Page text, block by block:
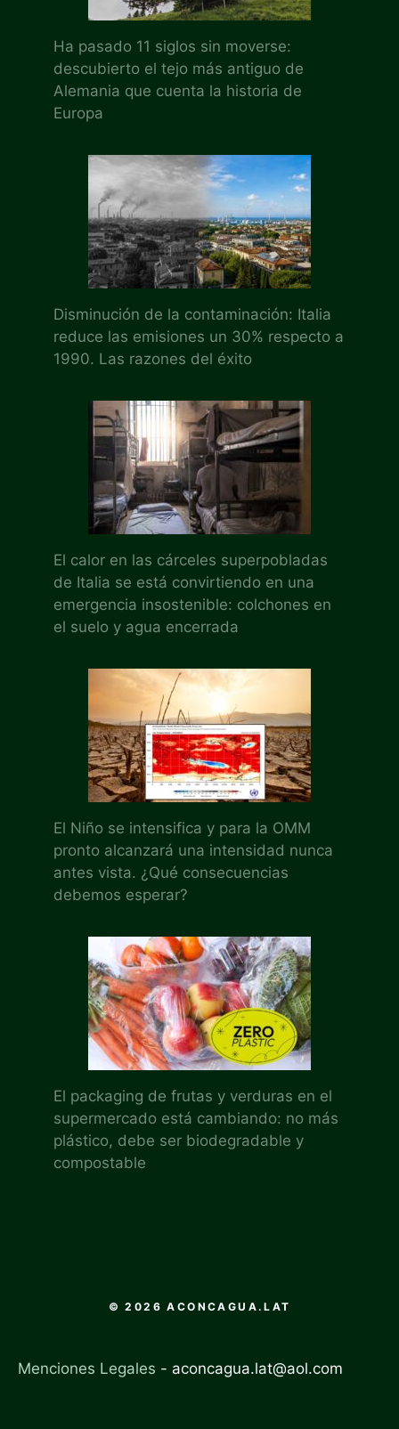
Ha pasado 11 siglos sin moverse:
descubierto el tejo más antiguo de
Alemania que cuenta la historia de
Europa
Disminución de la contaminación: Italia
reduce las emisiones un 30% respecto a
1990. Las razones del éxito
El calor en las cárceles superpobladas
de Italia se está convirtiendo en una
emergencia insostenible: colchones en
el suelo y agua encerrada
El Niño se intensifica y para la OMM
pronto alcanzará una intensidad nunca
antes vista. ¿Qué consecuencias
debemos esperar?
El packaging de frutas y verduras en el
supermercado está cambiando: no más
plástico, debe ser biodegradable y
compostable
© 2026 ACONCAGUA.LAT
Menciones Legales - aconcagua.lat@aol.com